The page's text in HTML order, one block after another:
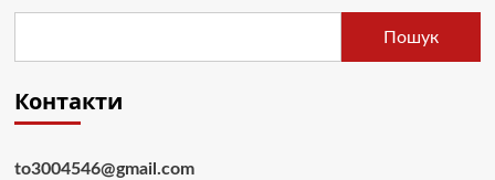
Пошук
Контакти
to3004546@gmail.com